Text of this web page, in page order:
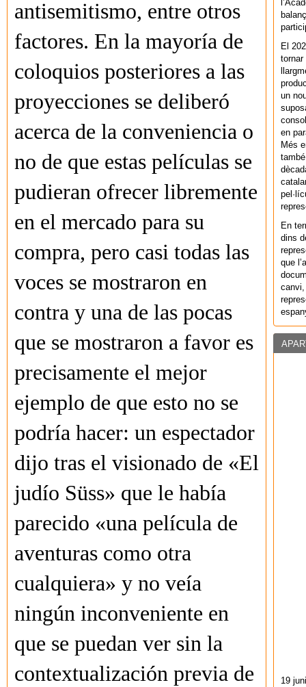
antisemitismo, entre otros
factores. En la mayoría de
coloquios posteriores a las
proyecciones se deliberó
acerca de la conveniencia o
no de que estas películas se
pudieran ofrecer libremente
en el mercado para su
compra, pero casi todas las
voces se mostraron en
contra y una de las pocas
que se mostraron a favor es
precisamente el mejor
ejemplo de que esto no se
podría hacer: un espectador
dijo tras el visionado de «El
judío Süss» que le había
parecido «una película de
aventuras como otra
cualquiera» y no veía
ningún inconveniente en
que se puedan ver sin la
contextualización previa de
El
un
en
Més
En
dins
que
canvi,
19